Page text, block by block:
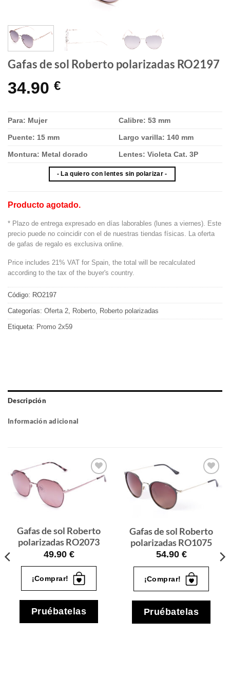
Gafas de sol Roberto polarizadas RO2197
34.90 €
Para: Mujer Calibre: 53 mm
Puente: 15 mm Largo varilla: 140 mm
Montura: Metal dorado Lentes: Violeta Cat. 3P
- La quiero con lentes sin polarizar -
Producto agotado.
* Plazo de entrega expresado en días laborables (lunes a viernes). Este
precio puede no coincidir con el de nuestras tiendas físicas. La oferta
de gafas de regalo es exclusiva online.
Price includes 21% VAT for Spain, the total will be recalculated
according to the tax of the buyer's country.
Código: RO2197
Categorías: Oferta 2, Roberto, Roberto polarizadas
Etiqueta: Promo 2x59
Descripción
Información adicional
Gafas
Gafas de sol Roberto
polarizadas RO2073
49.90 €
¡Comprar!
Pruébatelas
Gafas
de sol
Gafas de sol Roberto
polarizadas RO1075
54.90 €
¡Comprar!
Pruébatelas